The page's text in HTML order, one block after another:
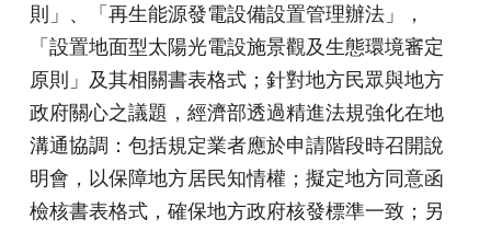
則」、「再生能源發電設備設置管理辦法」，
「設置地面型太陽光電設施景觀及生態環境審定
原則」及其相關書表格式；針對地方民眾與地方
政府關心之議題，經濟部透過精進法規強化在地
溝通協調：包括規定業者應於申請階段時召開說
明會，以保障地方居民知情權；擬定地方同意函
檢核書表格式，確保地方政府核發標準一致；另